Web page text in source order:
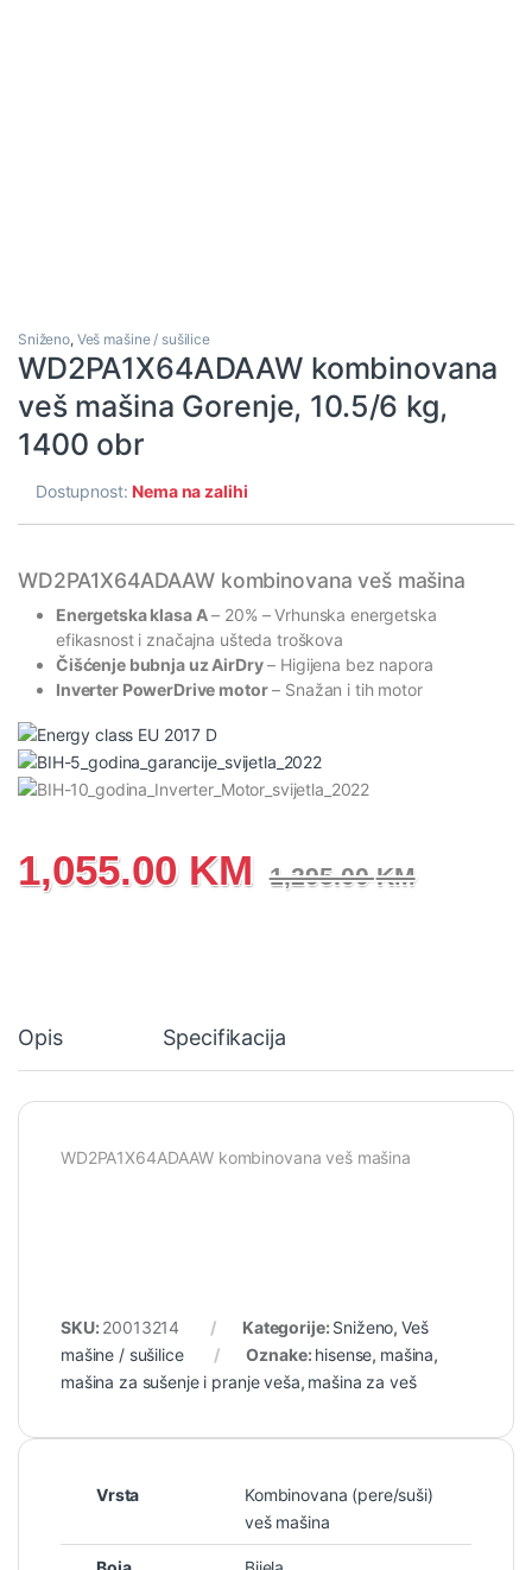
Sniženo, Veš mašine / sušilice
WD2PA1X64ADAAW kombinovana
veš mašina Gorenje, 10.5/6 kg,
1400 obr
Dostupnost:Nema na zalihi
WD2PA1X64ADAAW kombinovana veš mašina
Energetska klasa A – 20% – Vrhunska energetska
efikasnost i značajna ušteda troškova
Čišćenje bubnja uz AirDry – Higijena bez napora
Inverter PowerDrive motor – Snažan i tih motor
1,055.00 KM 1,295.00KM
Opis Specifikacija
WD2PA1X64ADAAW kombinovana veš mašina
SKU: 20013214 Kategorije: Sniženo,Veš
mašine / sušilice
Oznake: hisense, mašina,
mašina za sušenje i pranje veša, mašina za veš
Vrsta
Kombinovana (pere/suši)
veš mašina